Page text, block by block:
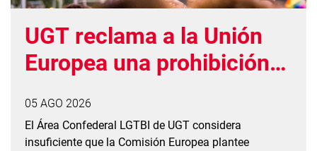
UGT reclama a la Unión
Europea una prohibición
prácticas de conversión
05 AGO 2026
El Área Confederal LGTBI de UGT considera
insuficiente que la Comisión Europea plantee